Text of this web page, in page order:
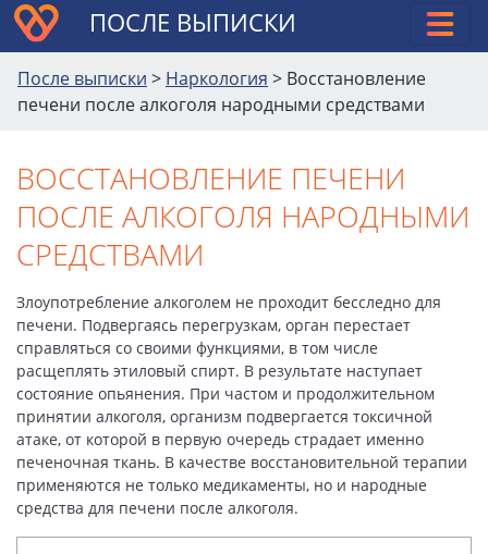
ПОСЛЕ ВЫПИСКИ
После выписки > Наркология > Восстановление
печени после алкоголя народными средствами
ВОССТАНОВЛЕНИЕ ПЕЧЕНИ
ПОСЛЕ АЛКОГОЛЯ НАРОДНЫМИ
СРЕДСТВАМИ
Злоупотребление алкоголем не проходит бесследно для
печени. Подвергаясь перегрузкам, орган перестает
справляться со своими функциями, в том числе
расщеплять этиловый спирт. В результате наступает
состояние опьянения. При частом и продолжительном
принятии алкоголя, организм подвергается токсичной
атаке, от которой в первую очередь страдает именно
печеночная ткань. В качестве восстановительной терапии
применяются не только медикаменты, но и народные
средства для печени после алкоголя.